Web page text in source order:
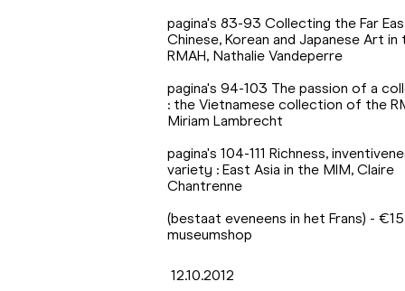
pagina's 83-93 Collecting the Far
Chinese, Korean and Japanese Art in
RMAH, Nathalie Vandeperre
pagina's 94-103 The passion of a
: the Vietnamese collection of the
Miriam Lambrecht
pagina's 104-111 Richness,
variety : East Asia in the MIM, Claire
Chantrenne
(bestaat eveneens in het Frans) -
museumshop
12.10.2012